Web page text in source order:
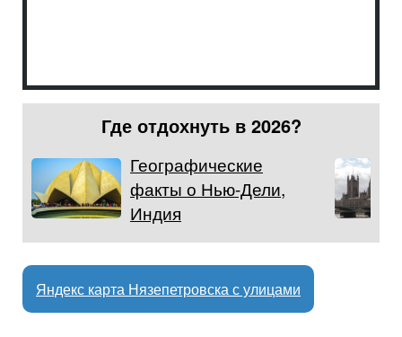
Где отдохнуть в 2026?
Географические
факты о Нью-Дели,
Индия
Яндекс карта Нязепетровска с улицами